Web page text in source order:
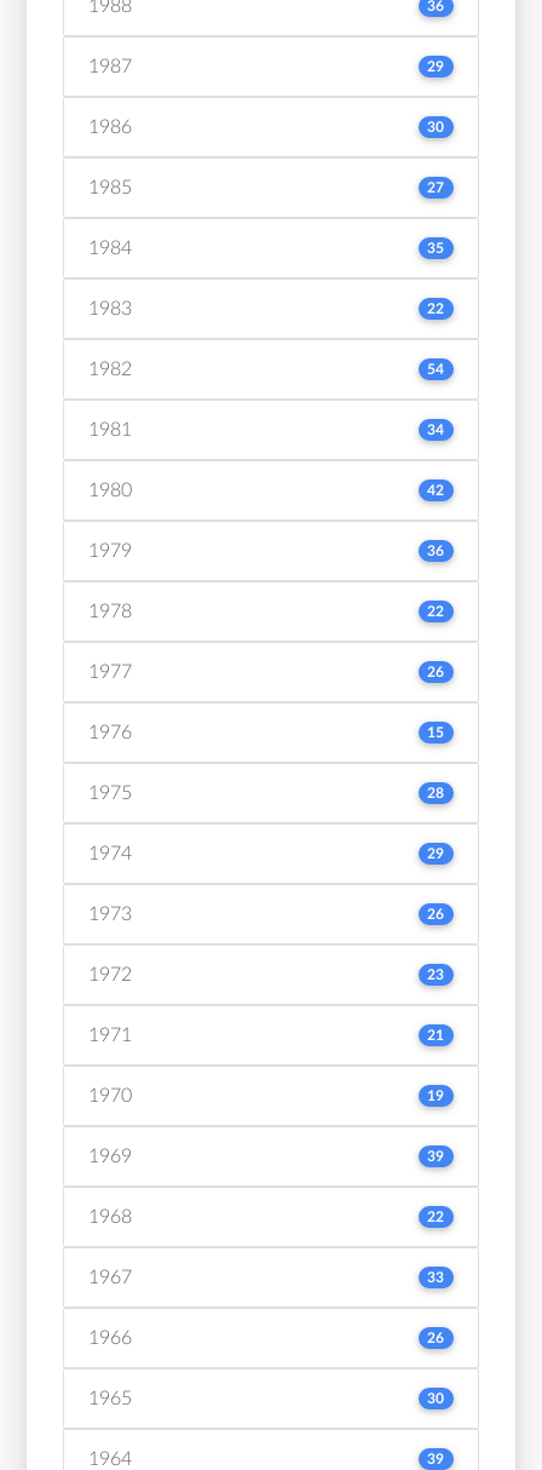
1988 36
1987 29
1986 30
1985 27
1984 35
1983 22
1982 54
1981 34
1980 42
1979 36
1978 22
1977 26
1976 15
1975 28
1974 29
1973 26
1972 23
1971 21
1970 19
1969 39
1968 22
1967 33
1966 26
1965 30
1964 39